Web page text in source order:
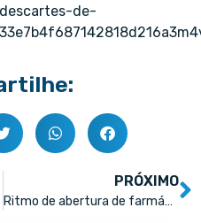
de-
PRÓXIMO
Ritmo de abertura de farmácias volta a crescer, mas acende alerta